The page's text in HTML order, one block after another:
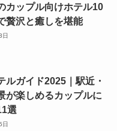
カップル向けホテル10
贅沢と癒しを堪能
日
ルガイド2025｜駅近・
が楽しめるカップルに
選
日